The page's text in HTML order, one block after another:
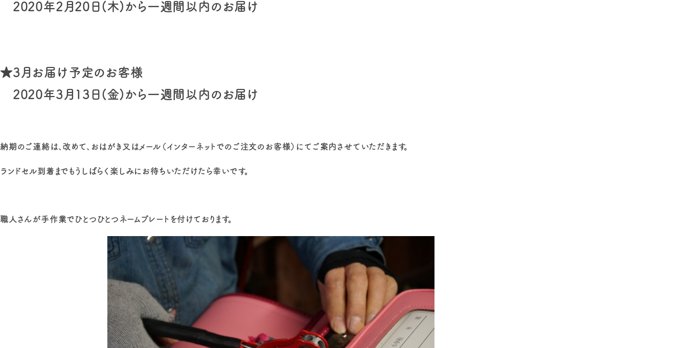
2020年2月20日(木)から一週間以内のお届け
★3月お届け予定のお客様
2020年3月13日(金)から一週間以内のお届け
納期のご連絡は、改めて、おはがき又はメール（インターネットでのご注文のお客様）にてご案内させていただきます。
ランドセル到着までもうしばらく楽しみにお待ちいただけたら幸いです。
職人さんが手作業でひとつひとつネームプレートを付けております。